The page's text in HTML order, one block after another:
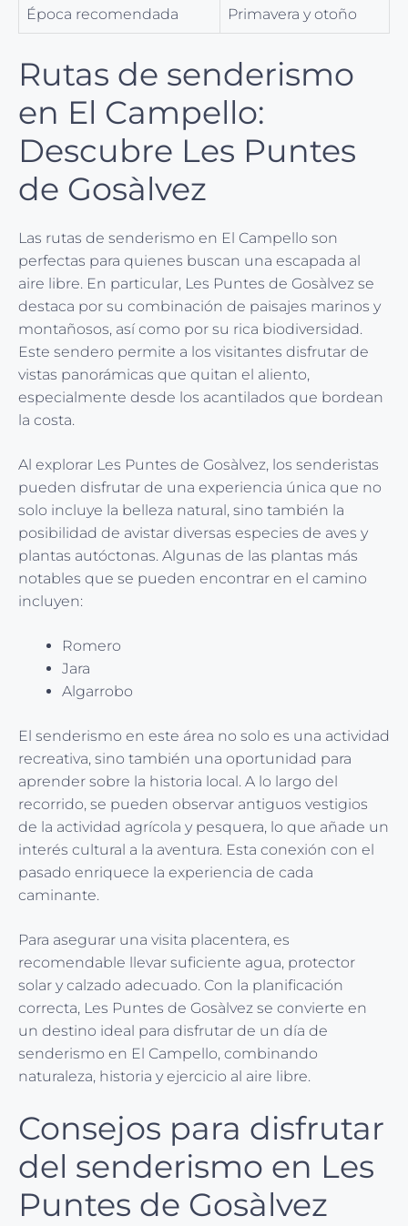
Época recomendada Primavera y otoño
Rutas de senderismo
en El Campello:
Descubre Les Puntes
de Gosàlvez
Las rutas de senderismo en El Campello son
perfectas para quienes buscan una escapada al
aire libre. En particular, Les Puntes de Gosàlvez se
destaca por su combinación de paisajes marinos y
montañosos, así como por su rica biodiversidad.
Este sendero permite a los visitantes disfrutar de
vistas panorámicas que quitan el aliento,
especialmente desde los acantilados que bordean
la costa.
Al explorar Les Puntes de Gosàlvez, los senderistas
pueden disfrutar de una experiencia única que no
solo incluye la belleza natural, sino también la
posibilidad de avistar diversas especies de aves y
plantas autóctonas. Algunas de las plantas más
notables que se pueden encontrar en el camino
incluyen:
Romero
Jara
Algarrobo
El senderismo en este área no solo es una actividad
recreativa, sino también una oportunidad para
aprender sobre la historia local. A lo largo del
recorrido, se pueden observar antiguos vestigios
de la actividad agrícola y pesquera, lo que añade un
interés cultural a la aventura. Esta conexión con el
pasado enriquece la experiencia de cada
caminante.
Para asegurar una visita placentera, es
recomendable llevar suficiente agua, protector
solar y calzado adecuado. Con la planificación
correcta, Les Puntes de Gosàlvez se convierte en
un destino ideal para disfrutar de un día de
senderismo en El Campello, combinando
naturaleza, historia y ejercicio al aire libre.
Consejos para disfrutar
del senderismo en Les
Puntes de Gosàlvez